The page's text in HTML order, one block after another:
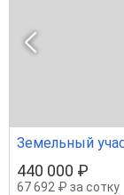
Земельный
440 000 ₽
67 692 ₽ за сотку